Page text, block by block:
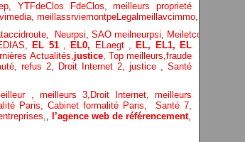
YTFdeClos FdeClos,meilleurs proprieté
meillassrviemontpeLegalmeillavcimmo,
Neurpsi, SAO meilneurpsi,
EL 51, EL0, ELaegt , EL, EL1, EL
Actualités,justice, Top meilleurs,fraude
refus 2, Droit Internet 2, justice, Santé
, meilleurs 3, Droit Internet,meilleurs
Paris, Cabinet formalité Paris,
Santé 7,
, l’agence web de référencement,